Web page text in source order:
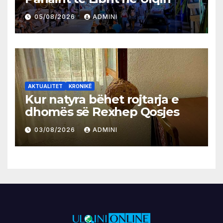
05/08/2026 ADMINI
AKTUALITET KRONIKË
Kur natyra bëhet rojtarja e
dhomës së Rexhep Qosjes
03/08/2026 ADMINI